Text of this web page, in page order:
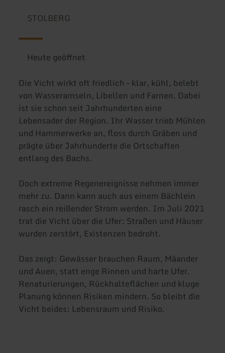
STOLBERG
Heute geöffnet
Die Vicht wirkt oft friedlich – klar, kühl, belebt
von Wasseramseln, Libellen und Farnen. Dabei
ist sie schon seit Jahrhunderten eine
Lebensader der Region. Ihr Wasser trieb Mühlen
und Hammerwerke an, floss durch Gräben und
prägte über Jahrhunderte die Ortschaften
entlang des Bachs.
Doch extreme Regenereignisse nehmen immer
mehr zu. Dann kann auch aus einem Bächlein
rasch ein reißender Strom werden. Im Juli 2021
trat die Vicht über die Ufer: Straßen und Häuser
wurden zerstört, Existenzen bedroht.
Das zeigt: Gewässer brauchen Raum, Mäander
und Auen, statt enge Rinnen und harte Ufer.
Renaturierungen, Rückhalteflächen und kluge
Planung können Risiken mindern. So bleibt die
Vicht beides: Lebensraum und Risiko.